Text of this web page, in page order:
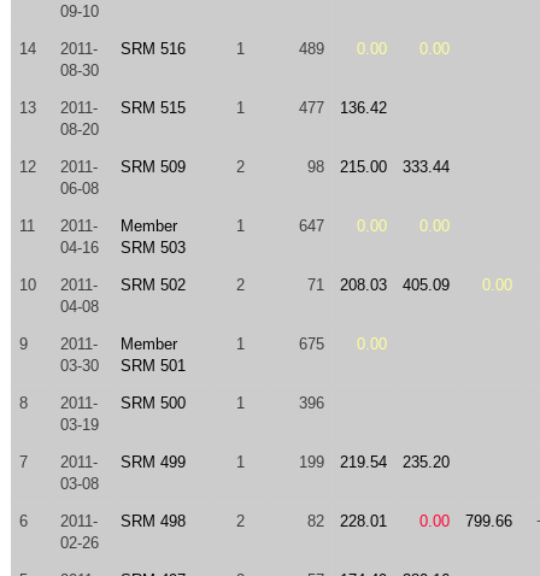
09-10
14
2011-
08-30
SRM 516 1 489 0.00 0.00
13
2011-
08-20
SRM 515 1 477 136.42
12
2011-
06-08
SRM 509 2 98 215.00 333.44
11
2011-
04-16
Member
SRM 503
1 647 0.00 0.00
10
2011-
04-08
SRM 502 2 71 208.03 405.09 0.00
9
2011-
03-30
Member
SRM 501
1 675 0.00
8
2011-
03-19
SRM 500 1 396
7
2011-
03-08
SRM 499 1 199 219.54 235.20
6
2011-
02-26
SRM 498 2 82 228.01 0.00 799.66